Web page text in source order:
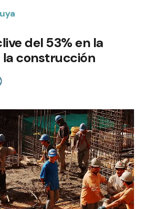
del 53% en la
construcción